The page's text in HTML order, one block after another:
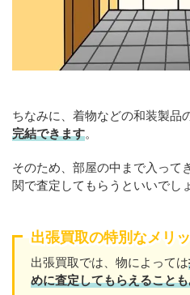
ちなみに、着物などの和装製品
完結できます。
そのため、部屋の中まで入って
関で査定してもらうといいでし
出張買取の特別なメリ
出張買取では、物によっては
めに査定してもらえること